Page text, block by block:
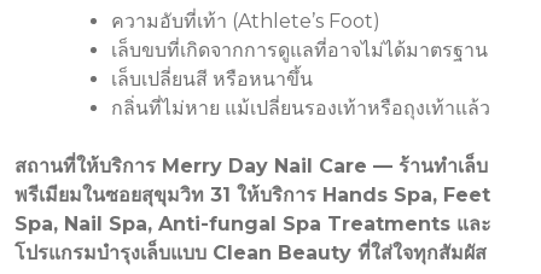
ความอับที่เท้า (Athlete’s Foot)
เล็บขบที่เกิดจากการดูแลที่อาจไม่ได้มาตรฐาน
เล็บเปลี่ยนสี หรือหนาขึ้น
กลิ่นที่ไม่หาย แม้เปลี่ยนรองเท้าหรือถุงเท้าแล้ว
สถานที่ให้บริการ Merry Day Nail Care — ร้านทำเล็บ
พรีเมียมในซอยสุขุมวิท 31 ให้บริการ Hands Spa, Feet
Spa, Nail Spa, Anti-fungal Spa Treatments และ
โปรแกรมบำรุงเล็บแบบ Clean Beauty ที่ใส่ใจทุกสัมผัส